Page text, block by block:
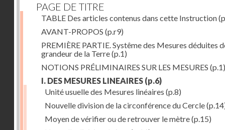
PAGE DE TITRE
TABLE Des articles contenus dans cette Instruction
AVANT-PROPOS (p.r9)
PREMIÈRE PARTIE. Systême des Mesures déduites
grandeur de la Terre(p.1)
NOTIONS PRÉLIMINAIRES SUR LES MESURES (p.1)
I. DES MESURES LINEAIRES (p.6)
Unité usuelle des Mesures linéaires (p.8)
Nouvelle division de la circonférence du Cercle
Moyen de vérifier ou de retrouver le mètre(p.15)